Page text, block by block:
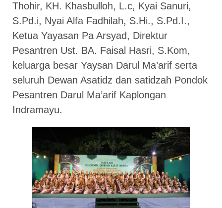
Thohir, KH. Khasbulloh, L.c, Kyai Sanuri,
S.Pd.i, Nyai Alfa Fadhilah, S.Hi., S.Pd.I.,
Ketua Yayasan Pa Arsyad, Direktur
Pesantren Ust. BA. Faisal Hasri, S.Kom,
keluarga besar Yaysan Darul Ma’arif serta
seluruh Dewan Asatidz dan satidzah Pondok
Pesantren Darul Ma’arif Kaplongan
Indramayu.